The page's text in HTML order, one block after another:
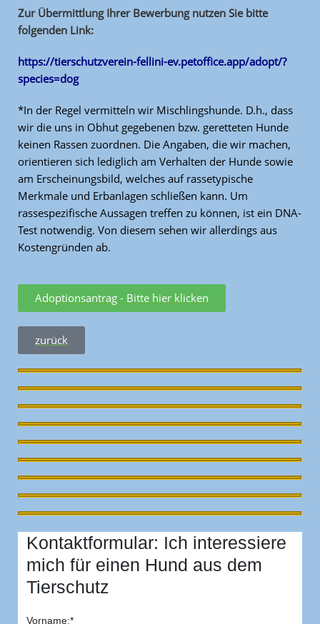
Zur Übermittlung Ihrer Bewerbung nutzen Sie bitte
folgenden Link:
https://tierschutzverein-fellini-ev.petoffice.app/adopt/?
species=dog
*In der Regel vermitteln wir Mischlingshunde. D.h., dass
wir die uns in Obhut gegebenen bzw. geretteten Hunde
keinen Rassen zuordnen. Die Angaben, die wir machen,
orientieren sich lediglich am Verhalten der Hunde sowie
am Erscheinungsbild, welches auf rassetypische
Merkmale und Erbanlagen schließen kann. Um
rassespezifische Aussagen treffen zu können, ist ein DNA-
Test notwendig. Von diesem sehen wir allerdings aus
Kostengründen ab.
Adoptionsantrag - Bitte hier klicken
zurück